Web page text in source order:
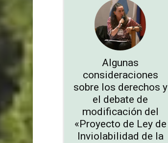
Algunas
consideraciones
sobre los derechos y
el debate de
modificación del
«Proyecto de Ley de
Inviolabilidad de la